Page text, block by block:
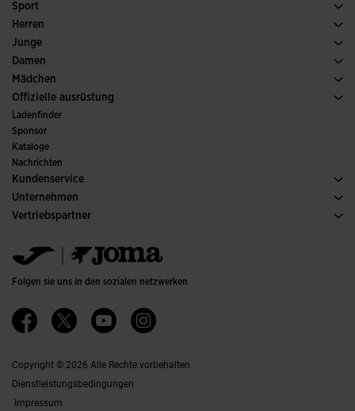
Sport
Running
Fussball
Padel
Trailrunning
Herren
Schuh Herren
Sport
Junge
Alle Jungenbekleidung anzeigen
Damen
Schuh Damen
Sport
Mädchen
Alle Mädchenkleidung anzeigen
Offizielle ausrüstung
Fussball
Hallenfussball
Ausschüsse und Verbände
Sonderausgaben
Ladenfinder
Sponsor
Kataloge
Nachrichten
Kundenservice
Kaufbedingungen
Transport und Lieferung
FAQs
Unternehmen
Kataloge
Ethischer Kanal
Qualitäts- und Umweltpolitik
Jobs & Karriere
Ethics Channel
Vertriebspartner
Jomanet
Marketing-Bereich
Kontakt aufnehmen
Folgen sie uns in den sozialen netzwerken
Copyright © 2026 Alle Rechte vorbehalten
Dienstleistungsbedingungen
Impressum